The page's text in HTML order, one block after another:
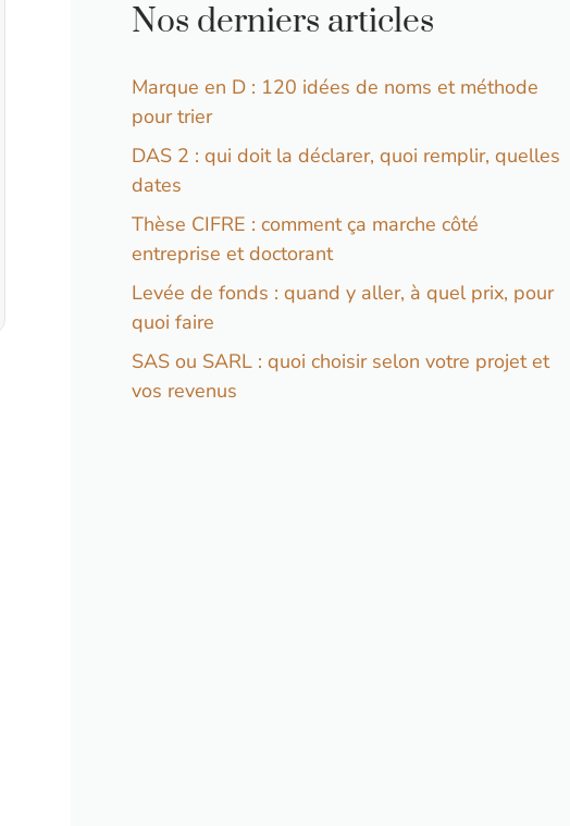
Nos derniers articles
Marque en D : 120 idées de noms et méthode
pour trier
DAS 2 : qui doit la déclarer, quoi remplir, quelles
dates
Thèse CIFRE : comment ça marche côté
entreprise et doctorant
Levée de fonds : quand y aller, à quel prix, pour
quoi faire
SAS ou SARL : quoi choisir selon votre projet et
vos revenus